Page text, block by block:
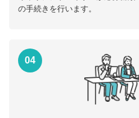
の手続きを行います。
04